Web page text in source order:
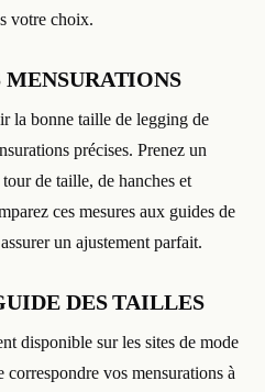
votre choix.
la bonne taille de legging de
précises. Prenez un
de taille, de hanches et
ces mesures aux guides de
un ajustement parfait.
DES TAILLES
disponible sur les sites de mode
vos mensurations à